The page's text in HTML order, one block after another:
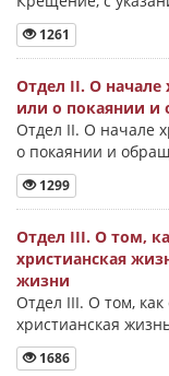
1261
Отдел II. О начале
или о покаянии и
Отдел II. О начале
о покаянии и
1299
Отдел III. О том,
христианская
жизни
Отдел III. О том,
христианская
1686